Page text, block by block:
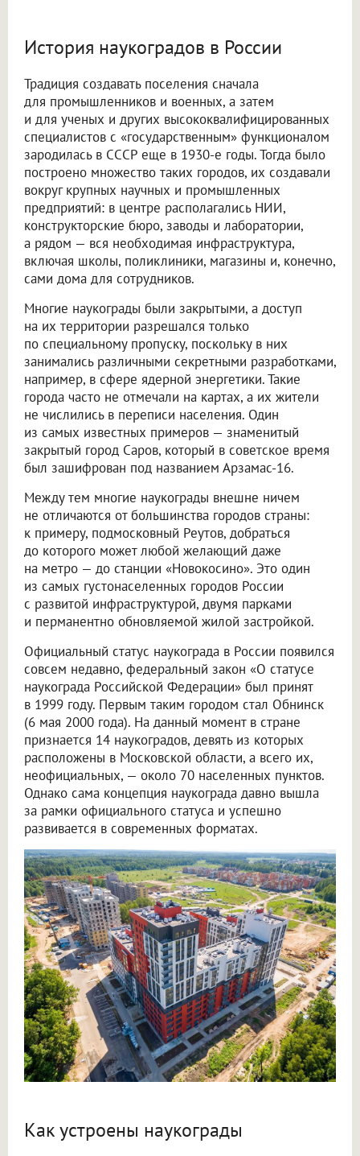
История наукоградов в России
Традиция создавать поселения сначала
для промышленников и военных, а затем
и для ученых и других высококвалифицированных
специалистов с «государственным» функционалом
зародилась в СССР еще в 1930-е годы. Тогда было
построено множество таких городов, их создавали
вокруг крупных научных и промышленных
предприятий: в центре располагались НИИ,
конструкторские бюро, заводы и лаборатории,
а рядом — вся необходимая инфраструктура,
включая школы, поликлиники, магазины и, конечно,
сами дома для сотрудников.
Многие наукограды были закрытыми, а доступ
на их территории разрешался только
по специальному пропуску, поскольку в них
занимались различными секретными разработками,
например, в сфере ядерной энергетики. Такие
города часто не отмечали на картах, а их жители
не числились в переписи населения. Один
из самых известных примеров — знаменитый
закрытый город Саров, который в советское время
был зашифрован под названием Арзамас-16.
Между тем многие наукограды внешне ничем
не отличаются от большинства городов страны:
к примеру, подмосковный Реутов, добраться
до которого может любой желающий даже
на метро — до станции «Новокосино». Это один
из самых густонаселенных городов России
с развитой инфраструктурой, двумя парками
и перманентно обновляемой жилой застройкой.
Официальный статус наукограда в России появился
совсем недавно, федеральный закон «О статусе
наукограда Российской Федерации» был принят
в 1999 году. Первым таким городом стал Обнинск
(6 мая 2000 года). На данный момент в стране
признается 14 наукоградов, девять из которых
расположены в Московской области, а всего их,
неофициальных, — около 70 населенных пунктов.
Однако сама концепция наукограда давно вышла
за рамки официального статуса и успешно
развивается в современных форматах.
Как устроены наукограды